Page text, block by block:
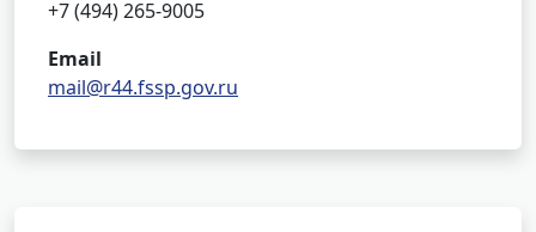
+7 (494) 265-9005
Email
mail@r44.fssp.gov.ru